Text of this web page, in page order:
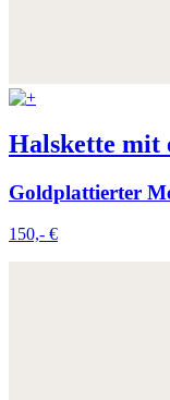
Halskette mit
Goldplattierter
150,- €